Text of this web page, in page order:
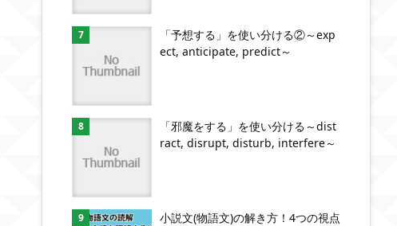
「予想する」を使い分ける②～exp
ect, anticipate, predict～
「邪魔をする」を使い分ける～dist
ract, disrupt, disturb, interfere～
小説文(物語文)の解き方！4つの視点